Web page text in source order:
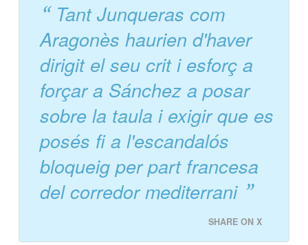
Tant Junqueras com
Aragonès haurien d'haver
dirigit el seu crit i esforç a
forçar a Sánchez a posar
sobre la taula i exigir que es
posés fi a l'escandalós
bloqueig per part francesa
del corredor mediterrani
SHARE ON X